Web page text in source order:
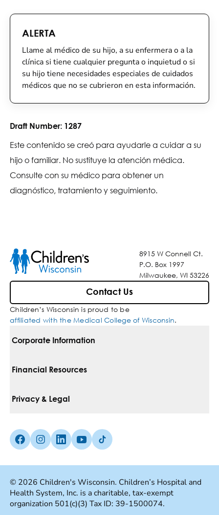
ALERTA
Llame al médico de su hijo, a su enfermera o a la
clínica si tiene cualquier pregunta o inquietud o si
su hijo tiene necesidades especiales de cuidados
médicos que no se cubrieron en esta información.
Draft Number: 1287
Este contenido se creó para ayudarle a cuidar a su
hijo o familiar. No sustituye la atención médica.
Consulte con su médico para obtener un
diagnóstico, tratamiento y seguimiento.
8915 W Connell Ct.
P.O. Box 1997
Milwaukee, WI 53226
Contact Us
Children’s Wisconsin is proud to be
affiliated with the Medical College of Wisconsin.
Corporate Information
For Vendors
Media Inquiries
Financial Resources
Pay Your Bill
Insurances We Accept
Good Faith Estimate
Privacy & Legal
Non-Discrimination Policy
Terms Of Use
Facebook (Opens in a new tab)
Instagram (Opens in a new tab)
linkedin (Opens in a new tab)
Youtube (Opens in a new tab)
Tiktok (Opens in a new tab)
© 2026 Children's Wisconsin. Children’s Hospital and
Health System, Inc. is a charitable, tax-exempt
organization 501(c)(3) Tax ID: 39-1500074.